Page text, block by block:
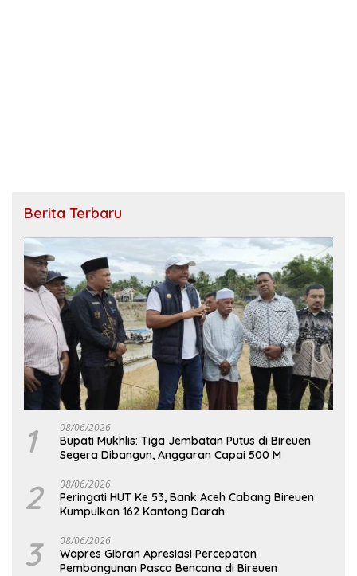
Berita Terbaru
1 08/06/2026
Bupati Mukhlis: Tiga Jembatan Putus di Bireuen
Segera Dibangun, Anggaran Capai 500 M
2 08/06/2026
Peringati HUT Ke 53, Bank Aceh Cabang Bireuen
Kumpulkan 162 Kantong Darah
3 08/06/2026
Wapres Gibran Apresiasi Percepatan
Pembangunan Pasca Bencana di Bireuen